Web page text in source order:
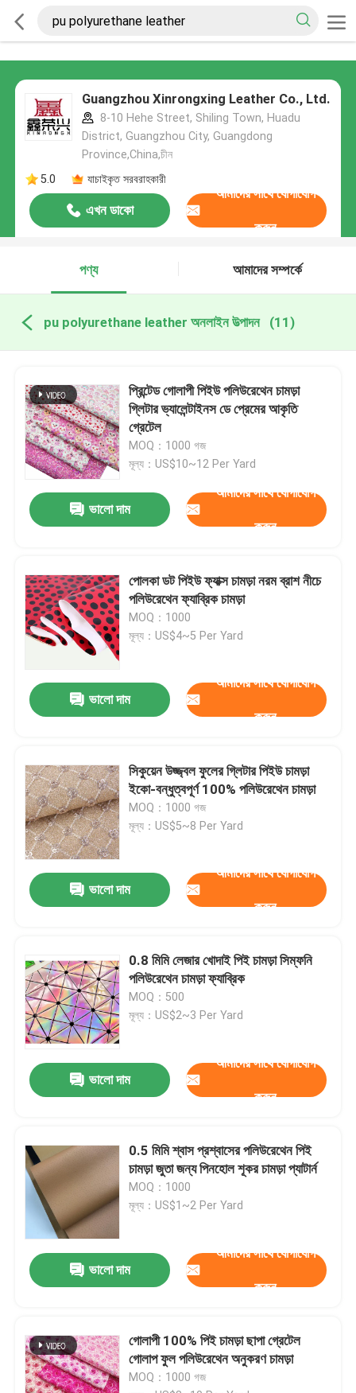
Guangzhou Xinrongxing Leather Co., Ltd.
8-10 Hehe Street, Shiling Town, Huadu
District, Guangzhou City, Guangdong
Province,China,চীন
5.0
যাচাইকৃত সরবরাহকারী
এখন ডাকো
আমাদের সাথে যোগাযোগ
করুন
পণ্য আমাদের সম্পর্কে
pu polyurethane leather অনলাইন উত্পাদন (11)
প্রিন্টেড গোলাপী পিইউ পলিউরেথেন চামড়া
গ্লিটার ভ্যালেন্টাইনস ডে প্রেমের আকৃতি
গ্রেটেল
MOQ：1000 গজ
মূল্য：US$10~12 Per Yard
ভালো দাম
আমাদের সাথে যোগাযোগ
করুন
পোলকা ডট পিইউ ফ্যাক্স চামড়া নরম ব্রাশ নীচে
পলিউরেথেন ফ্যাব্রিক চামড়া
MOQ：1000
মূল্য：US$4~5 Per Yard
ভালো দাম
আমাদের সাথে যোগাযোগ
করুন
সিকুয়েন উজ্জ্বল ফুলের গ্লিটার পিইউ চামড়া
ইকো-বন্ধুত্বপূর্ণ 100% পলিউরেথেন চামড়া
MOQ：1000 গজ
মূল্য：US$5~8 Per Yard
ভালো দাম
আমাদের সাথে যোগাযোগ
করুন
0.8 মিমি লেজার খোদাই পিই চামড়া সিম্ফনি
পলিউরেথেন চামড়া ফ্যাব্রিক
MOQ：500
মূল্য：US$2~3 Per Yard
ভালো দাম
আমাদের সাথে যোগাযোগ
করুন
0.5 মিমি শ্বাস প্রশ্বাসের পলিউরেথেন পিই
চামড়া জুতা জন্য পিনহোল শূকর চামড়া প্যাটার্ন
MOQ：1000
মূল্য：US$1~2 Per Yard
ভালো দাম
আমাদের সাথে যোগাযোগ
করুন
গোলাপী 100% পিই চামড়া ছাপা গ্রেটেল
গোলাপ ফুল পলিউরেথেন অনুকরণ চামড়া
MOQ：1000 গজ